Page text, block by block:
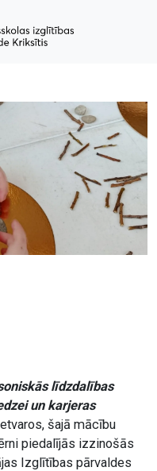
līdzdalības
un karjeras
šajā mācību
piedalījās izzinošās
Izglītības pārvaldes